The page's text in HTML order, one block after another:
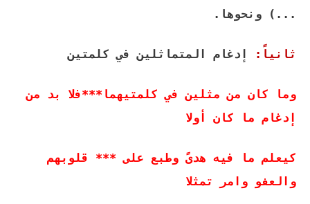
...) ونحوها.
ثانياً: إدغام المتماثلين في كلمتين
وما كان من مثلين في كلمتيهما***فلا بد من
إدغام ما كان أولا
كيعلم ما فيه هدىً وطبع على *** قلوبهم
والعفو وامر تمثلا